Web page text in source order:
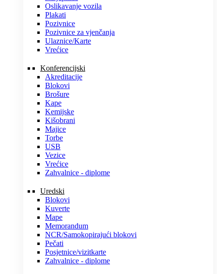
Oslikavanje vozila
Plakati
Pozivnice
Pozivnice za vjenčanja
Ulaznice/Karte
Vrećice
Konferencijski
Akreditacije
Blokovi
Brošure
Kape
Kemijske
Kišobrani
Majice
Torbe
USB
Vezice
Vrećice
Zahvalnice - diplome
Uredski
Blokovi
Kuverte
Mape
Memorandum
NCR/Samokopirajući blokovi
Pečati
Posjetnice/vizitkarte
Zahvalnice - diplome